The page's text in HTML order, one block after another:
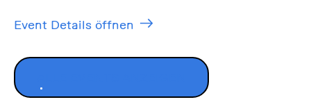
Event Details öffnen